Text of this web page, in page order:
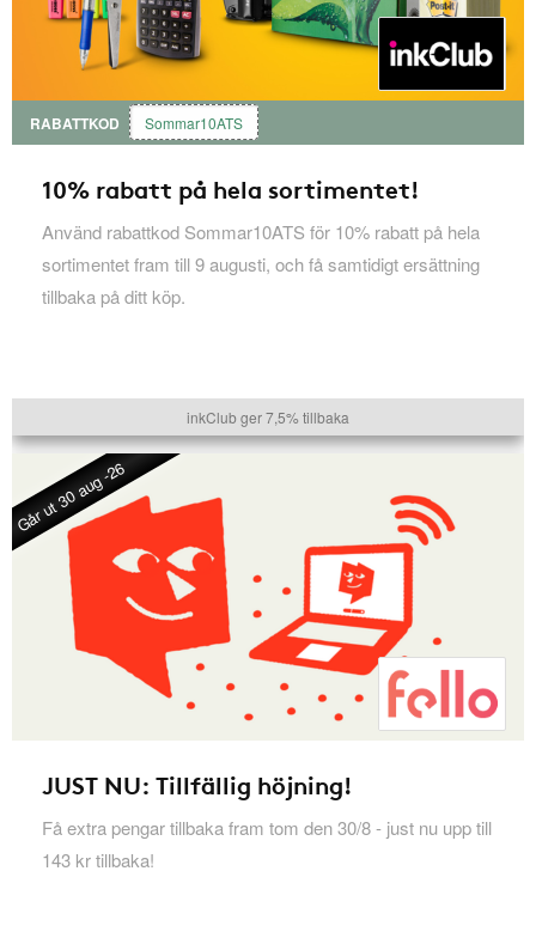
RABATTKOD Sommar10ATS
10% rabatt på hela sortimentet!
Använd rabattkod Sommar10ATS för 10% rabatt på hela
sortimentet fram till 9 augusti, och få samtidigt ersättning
tillbaka på ditt köp.
inkClub ger 7,5% tillbaka
Går ut 30 aug -26
JUST NU: Tillfällig höjning!
Få extra pengar tillbaka fram tom den 30/8 - just nu upp till
143 kr tillbaka!